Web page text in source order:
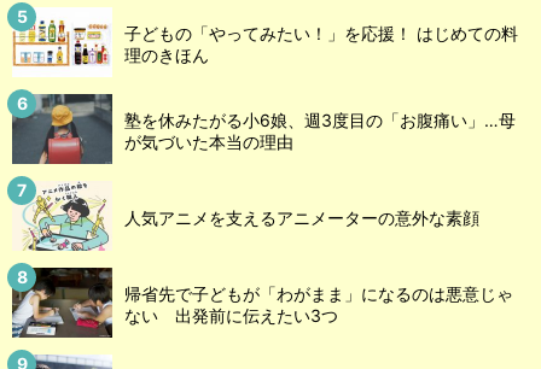
子どもの「やってみたい！」を応援！ はじめての料
理のきほん
塾を休みたがる小6娘、週3度目の「お腹痛い」…母
が気づいた本当の理由
人気アニメを支えるアニメーターの意外な素顔
帰省先で子どもが「わがまま」になるのは悪意じゃ
ない 出発前に伝えたい3つ